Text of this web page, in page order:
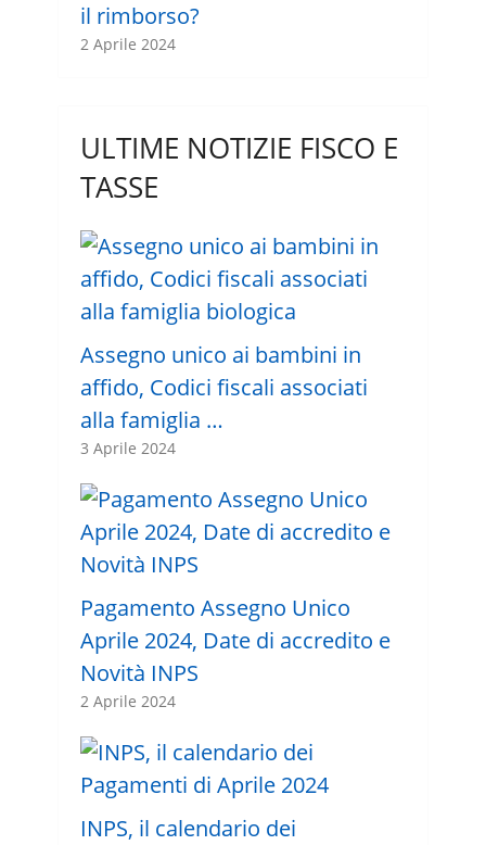
il rimborso?
2 Aprile 2024
ULTIME NOTIZIE FISCO E
TASSE
Assegno unico ai bambini in
affido, Codici fiscali associati
alla famiglia …
3 Aprile 2024
Pagamento Assegno Unico
Aprile 2024, Date di accredito e
Novità INPS
2 Aprile 2024
INPS, il calendario dei